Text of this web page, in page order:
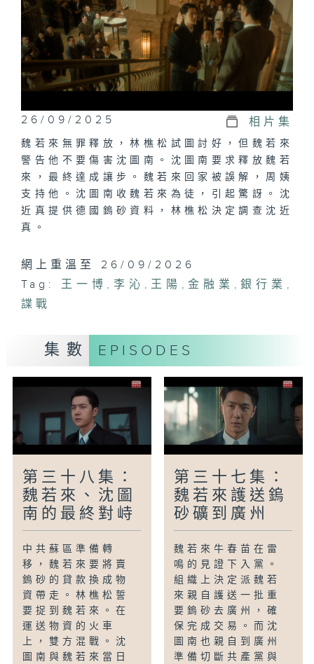
26/09/2025 相片集
魏若來無罪釋放，林樵松試圖討好，但魏若來
警告他不要傷害沈圖南。沈圖南要求釋放魏若
來，最終達成讓步。魏若來回家被誤解，周姨
支持他。沈圖南收魏若來為徒，引起驚訝。沈
近真提供德國鎢砂資料，林樵松決定調查沈近
真。
網上重溫至 26/09/2026
Tag:
王一博 , 李沁 , 王陽 , 金融業 , 銀行業 ,
諜戰
集數 EPISODES
第三十八集：
魏若來、沈圖
南的最終對峙
中共蘇區準備轉
移，魏若來要將賣
鎢砂的貸款換成物
資帶走。林樵松誓
要捉到魏若來。在
運送物資的火車
上，雙方混戰。沈
圖南與魏若來當日
第三十七集：
魏若來護送鎢
砂礦到廣州
魏若來牛春苗在雷
鳴的見證下入黨。
組織上決定派魏若
來親自護送一批重
要鎢砂去廣州，確
保完成交易。而沈
圖南也親自到廣州
準備切斷共產黨與